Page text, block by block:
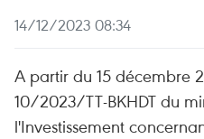
14/12/2023 08:34
A partir du 15 décembre
10/2023/TT-BKHDT du
l'Investissement